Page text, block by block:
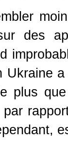
des
plus
par